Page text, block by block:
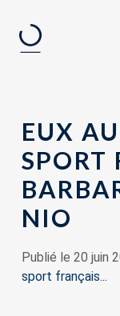
EUX
SPORT
NIO
Publié le 20 juin
sport français...